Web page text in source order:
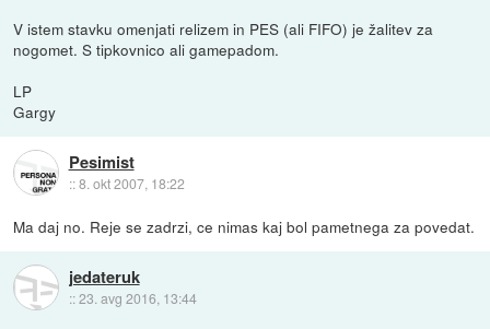
V istem stavku omenjati relizem in PES (ali FIFO) je žalitev za
nogomet. S tipkovnico ali gamepadom.
LP
Gargy
Pesimist
::8. okt 2007, 18:22
Ma daj no. Reje se zadrzi, ce nimas kaj bol pametnega za povedat.
jedateruk
::23. avg 2016, 13:44